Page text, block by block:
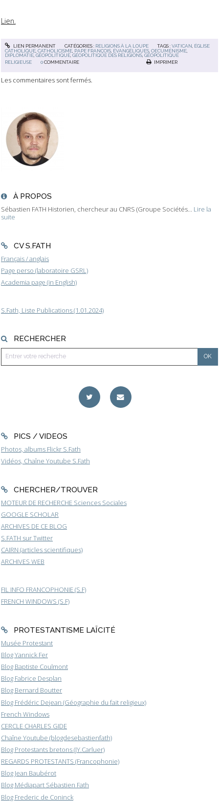
À PROPOS
Sébastien FATH Historien, chercheur au CNRS (Groupe Sociétés... Lire la
suite
CV S.FATH
Français / anglais
Page perso (laboratoire GSRL)
Academia page (in English)
S.Fath, Liste Publications (1.01.2024)
RECHERCHER
PICS / VIDEOS
Photos, albums Flickr S.Fath
Vidéos, Chaîne Youtube S.Fath
CHERCHER/TROUVER
MOTEUR DE RECHERCHE Sciences Sociales
GOOGLE SCHOLAR
ARCHIVES DE CE BLOG
S.FATH sur Twitter
CAIRN (articles scientifiques)
ARCHIVES WEB
FIL INFO FRANCOPHONIE (S.F)
FRENCH WINDOWS (S.F)
PROTESTANTISME LAÏCITÉ
Musée Protestant
Blog Yannick Fer
Blog Baptiste Coulmont
Blog Fabrice Desplan
Blog Bernard Boutter
Blog Frédéric Dejean (Géographie du fait religieux)
French Windows
CERCLE CHARLES GIDE
Chaîne Youtube (blogdesebastienfath)
Blog Protestants bretons (JY.Carluer)
REGARDS PROTESTANTS (Francophonie)
Blog Jean Baubérot
Blog Médiapart Sébastien Fath
Blog Frederic de Coninck
Lien.
LIEN PERMANENT CATÉGORIES : RELIGIONS À LA LOUPE TAGS :VATICAN ÉGLISE
CATHOLIQUE ,CATHOLICISME PAPE FRANÇOIS ÉVANGÉLIQUES ,OECUMÉNISME
DIPLOMATIE ,GÉOPOLITIQUE ,GÉOPOLITIQUE DES RELIGIONS ,GÉOPOLITIQUE
RELIGIEUSE
0 COMMENTAIRE IMPRIMER
Les commentaires sont fermés.